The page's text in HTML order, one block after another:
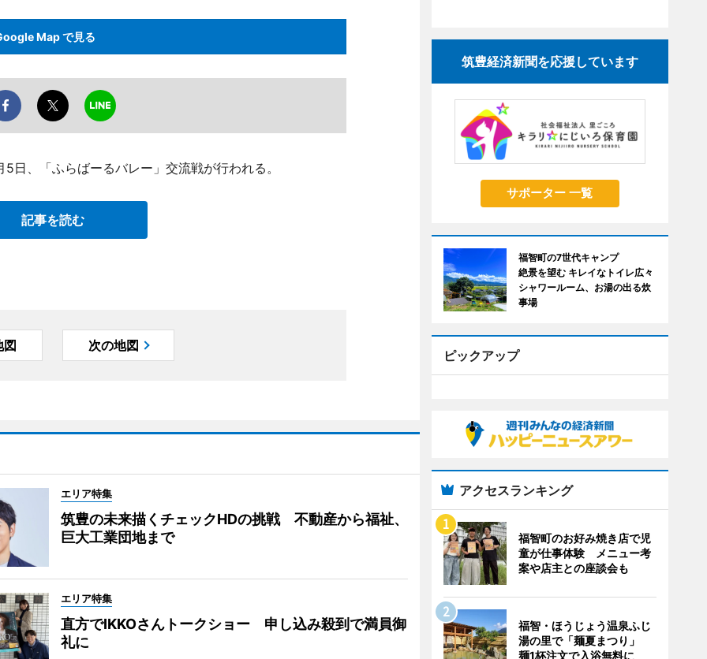
Map で見る
日、「ふらばーるバレー」交流戦が行われる。
記事を読む
図 次の地図
エリア特集
筑豊の未来描くチェックHDの挑戦 不動産から福祉、
巨大工業団地まで
エリア特集
直方でIKKOさんトークショー 申し込み殺到で満員御
礼に
筑豊経済新聞を応援しています
サポーター 一覧
福智町の7世代キャンプ
絶景を望む キレイなトイレ広々
シャワールーム、お湯の出る炊
事場
ピックアップ
アクセスランキング
福智町のお好み焼き店で児
童が仕事体験 メニュー考
案や店主との座談会も
福智・ほうじょう温泉ふじ
湯の里で「麺夏まつり」
麺1杯注文で入浴無料に